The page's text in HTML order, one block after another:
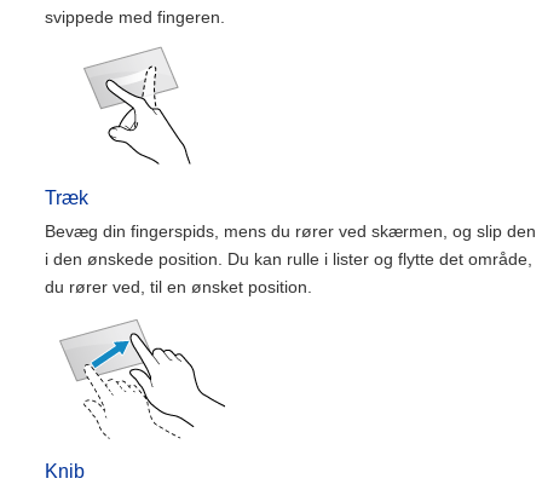
svippede med fingeren.
Træk
Bevæg din fingerspids, mens du rører ved skærmen, og slip den
i den ønskede position. Du kan rulle i lister og flytte det område,
du rører ved, til en ønsket position.
Knib